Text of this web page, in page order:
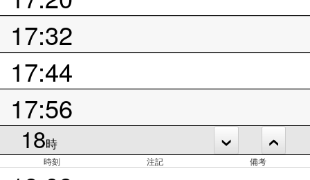
17:32
17:44
17:56
18時
時刻 注記 備考